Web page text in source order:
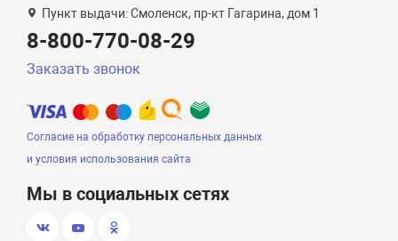
Пункт выдачи: Смоленск, пр-кт Гагарина, дом 1
8-800-770-08-29
Заказать звонок
Согласие на обработку персональных данных
и условия использования сайта
Мы в социальных сетях